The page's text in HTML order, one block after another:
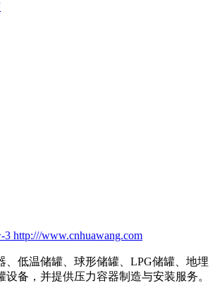
http:///www.cnhuawang.com
、低温储罐、球形储罐、LPG储罐、地埋
设备，并提供压力容器制造与安装服务。